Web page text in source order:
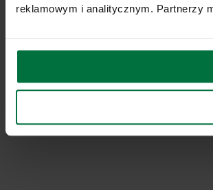
reklamowym i analitycznym. Partnerzy